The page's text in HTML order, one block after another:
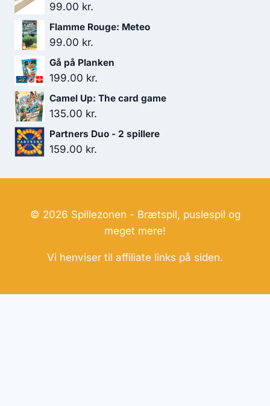
99.00 kr.
Flamme Rouge: Meteo
99.00 kr.
Gå på Planken
199.00 kr.
Camel Up: The card game
135.00 kr.
Partners Duo - 2 spillere
159.00 kr.
© 2026 Spillezonen - Brætspil, puslespil og
meget mere!
Vi henviser til affiliate links på siden.